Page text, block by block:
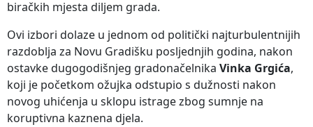
biračkih mjesta diljem grada.
Ovi izbori dolaze u jednom od politički najturbulentnijih
razdoblja za Novu Gradišku posljednjih godina, nakon
ostavke dugogodišnjeg gradonačelnika Vinka Grgića,
koji je početkom ožujka odstupio s dužnosti nakon
novog uhićenja u sklopu istrage zbog sumnje na
koruptivna kaznena djela.